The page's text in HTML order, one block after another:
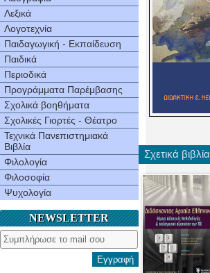
Λεξικά
Λογοτεχνία
Παιδαγωγική - Εκπαίδευση
Παιδικά
Περιοδικά
Προγράμματα Παρέμβασης
Σχολικά βοηθήματα
Σχολικές Γιορτές - Θέατρο
Τεχνικά Πανεπιστημιακά
Βιβλία
Φιλολογία
Φιλοσοφία
Ψυχολογία
NEWSLETTER
Εγγραφή
Σχετικά βιβλία